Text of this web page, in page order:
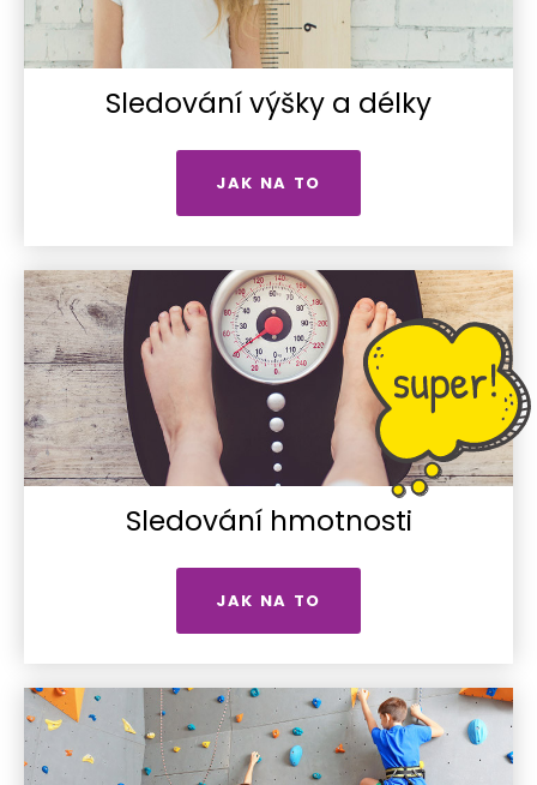
Sledování výšky a délky
JAK NA TO
Sledování hmotnosti
JAK NA TO